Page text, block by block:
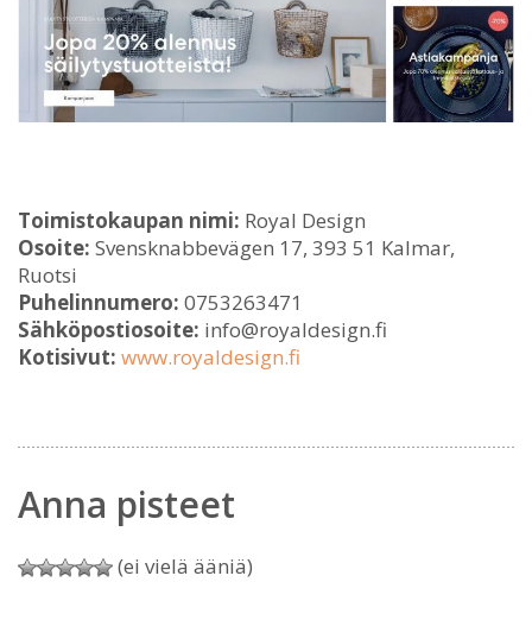
Toimistokaupan nimi: Royal Design
Osoite: Svensknabbevägen 17, 393 51 Kalmar,
Ruotsi
Puhelinnumero: 0753263471
Sähköpostiosoite: info@royaldesign.fi
Kotisivut: www.royaldesign.fi
Anna pisteet
(ei vielä ääniä)